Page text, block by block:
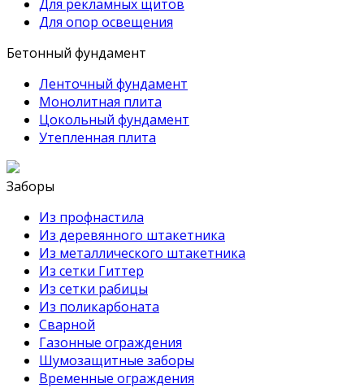
Для рекламных щитов
Для опор освещения
Бетонный фундамент
Ленточный фундамент
Монолитная плита
Цокольный фундамент
Утепленная плита
Заборы
Из профнастила
Из деревянного штакетника
Из металлического штакетника
Из сетки Гиттер
Из сетки рабицы
Из поликарбоната
Сварной
Газонные ограждения
Шумозащитные заборы
Временные ограждения